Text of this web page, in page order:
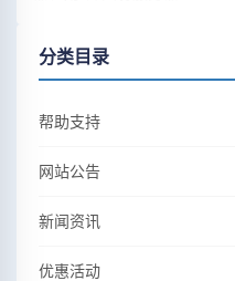
分类目录
帮助支持
网站公告
新闻资讯
优惠活动